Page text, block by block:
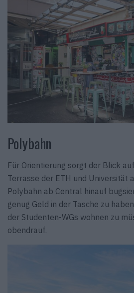
Polybahn
Für Orientierung sorgt der Blick
Terrasse der ETH und Universität
Polybahn ab Central hinauf
genug Geld in der Tasche zu
der Studenten-WGs wohnen zu
obendrauf.